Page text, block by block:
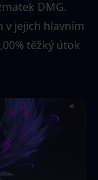
DMG.
v jejich hlavním
těžký útok